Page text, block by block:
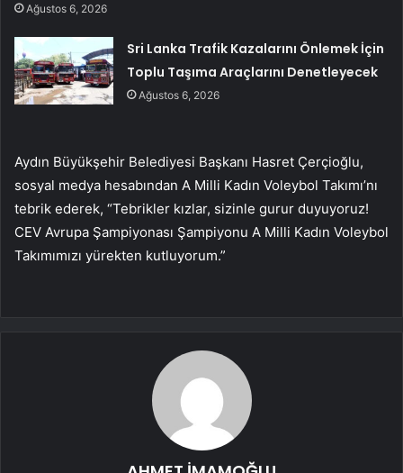
Ağustos 6, 2026
Sri Lanka Trafik Kazalarını Önlemek İçin
Toplu Taşıma Araçlarını Denetleyecek
Ağustos 6, 2026
Aydın Büyükşehir Belediyesi Başkanı Hasret Çerçioğlu,
sosyal medya hesabından A Milli Kadın Voleybol Takımı’nı
tebrik ederek, “Tebrikler kızlar, sizinle gurur duyuyoruz!
CEV Avrupa Şampiyonası Şampiyonu A Milli Kadın Voleybol
Takımımızı yürekten kutluyorum.”